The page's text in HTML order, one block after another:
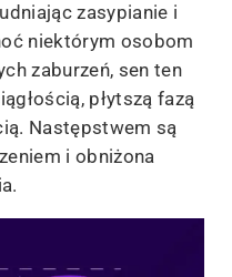
zasypianie i
niektórym osobom
zaburzeń, sen ten
płytszą fazą
Następstwem są
i obniżona